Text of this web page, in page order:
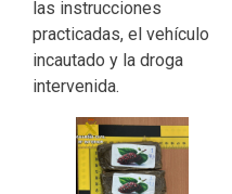
las instrucciones
practicadas, el vehículo
incautado y la droga
intervenida.